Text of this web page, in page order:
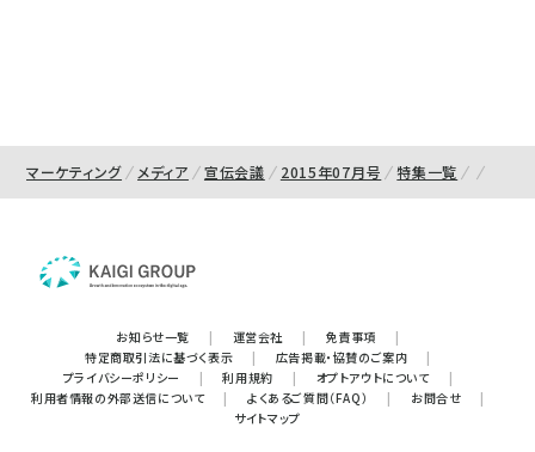
マーケティング メディア 宣伝会議 2015年07月号 特集一覧
お知らせ一覧 | 運営会社 | 免責事項
|
特定商取引法に基づく表示
| 広告掲載・協賛のご案内
|
プライバシーポリシー
| 利用規約 | オプトアウトについて
|
利用者情報の外部送信について
| よくあるご質問（FAQ） | お問合せ
|
サイトマップ